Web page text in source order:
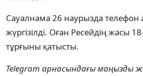
Сауалнама 26 наурызда телефон
жүргізілді. Оған Ресейдің жасы
тұрғыны қатысты.
Telegram арнасындағы маңызды